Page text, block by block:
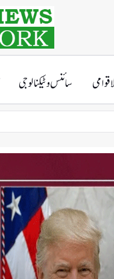
سائنس و ٹیکنالوجی